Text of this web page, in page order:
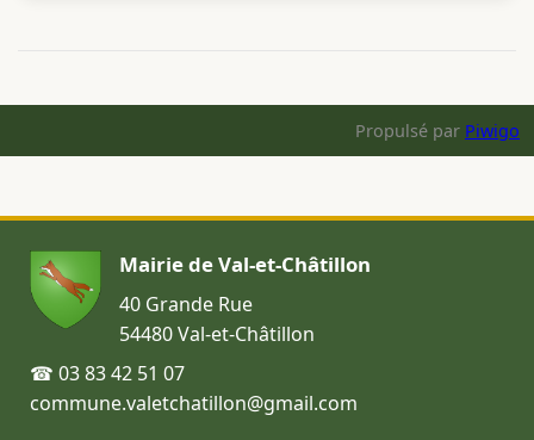
Propulsé par Piwigo
Mairie de Val-et-Châtillon
40 Grande Rue
54480 Val-et-Châtillon
☎ 03 83 42 51 07
commune.valetchatillon@gmail.com